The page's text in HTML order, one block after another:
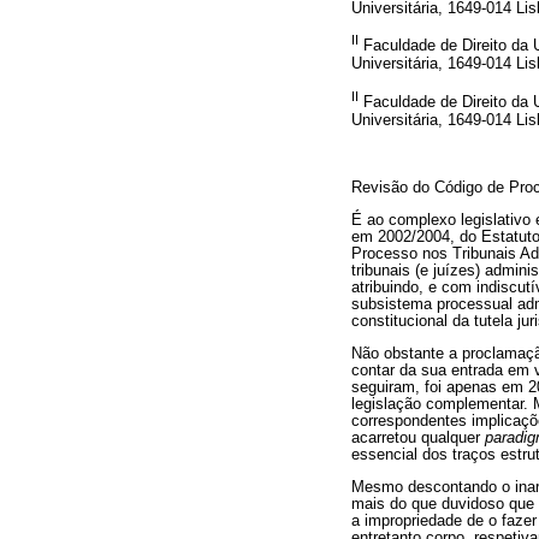
Universitária, 1649-014
II Faculdade de Direito da
Universitária, 1649-014
II Faculdade de Direito da
Universitária, 1649-014
Revisão do Código de
É ao complexo legislativo
em 2002/2004, do
Processo nos Tribunais
tribunais (e juízes)
atribuindo, e com
subsistema processual
constitucional da tutela
Não obstante a
contar da sua entrada em
seguiram, foi apenas em
legislação
correspondentes
acarretou qualquer
essencial dos traços
Mesmo descontando o
mais do que duvidoso
a impropriedade de o